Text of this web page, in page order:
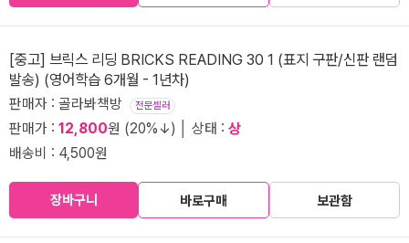
[중고] 브릭스 리딩 BRICKS READING 30 1 (표지 구판/신판 랜덤
발송) (영어학습 6개월 - 1년차)
판매자 : 골라봐책방 전문셀러
판매가 : 12,800원 (20%↓) │ 상태 : 상
배송비 : 4,500원
장바구니 바로구매 보관함